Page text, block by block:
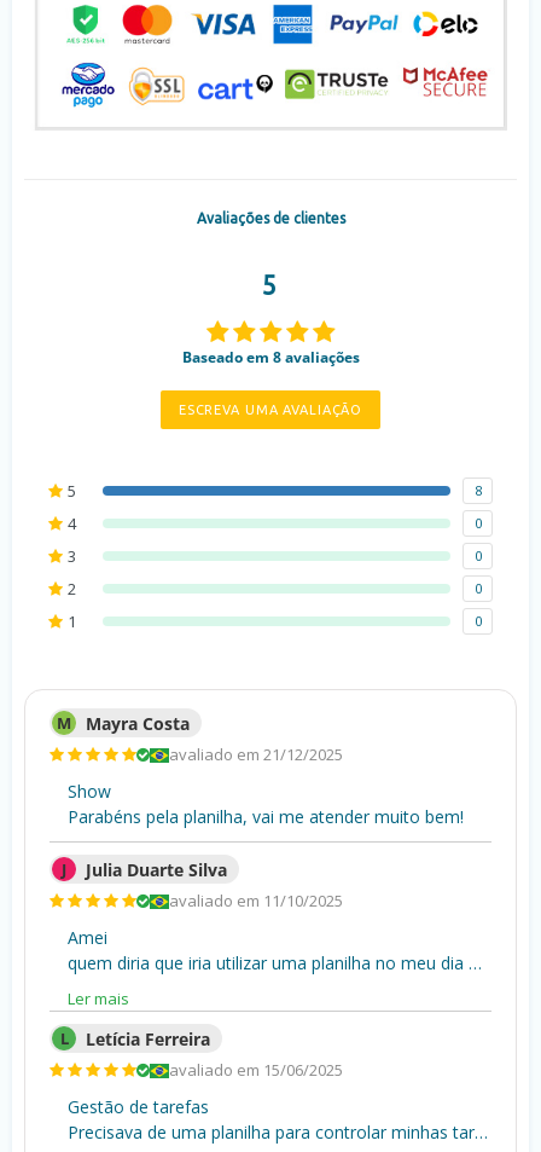
Avaliações de clientes
5
Baseado em 8 avaliações
ESCREVA UMA AVALIAÇÃO
5 8
4 0
3 0
2 0
1 0
M Mayra Costa
avaliado em 21/12/2025
Show
Parabéns pela planilha, vai me atender muito bem!
J Julia Duarte Silva
avaliado em 11/10/2025
Amei
quem diria que iria utilizar uma planilha no meu dia a dia, mas esse modelo é perfeito, ainda mais para acompanhar as minhas tarefas e dos meus colaboradores. Utilizo ela na minha reunião diária. Muito Bom!
Ler mais
L
Letícia Ferreira
avaliado em 15/06/2025
Gestão de tarefas
Precisava de uma planilha para controlar minhas tarefas do dia a dia e essa vai me ajudar. Bem legal!